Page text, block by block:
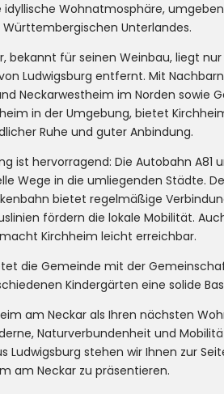
Wohnatmosphäre,
Unterlandes.
bekannt für seinen Weinbau, liegt nur
Ludwigsburg entfernt. Mit
Neckarwestheim im Norden sowie
in der Umgebung, bietet
Ruhe und guter Anbindung.
ist hervorragend: Die Autobahn A81
Wege in die umliegenden Städte.
bietet regelmäßige
fördern die lokale Mobilität.
Kirchheim leicht erreichbar.
die Gemeinde mit der
Kindergärten eine solide
am Neckar als Ihren nächsten
Naturverbundenheit und
Ludwigsburg stehen wir Ihnen zur
am Neckar zu präsentieren.